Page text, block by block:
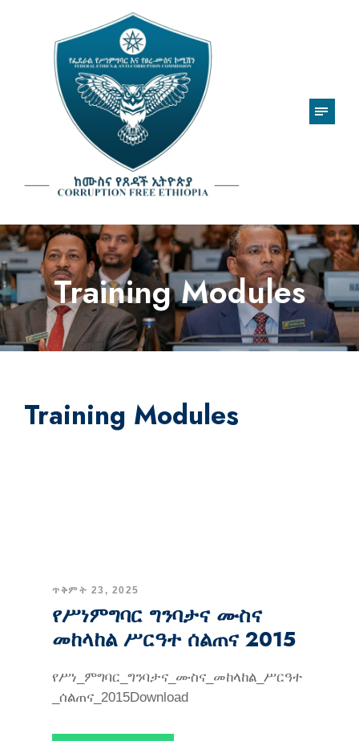
Training Modules
Training Modules
ጥቅምት 23, 2025
የሥነምግባር ግንባታና ሙስና
መከላከል ሥርዓተ ሰልጠና 2015
የሥነ_ምግባር_ግንባታና_ሙስና_መከላከል_ሥርዓተ
_ሰልጠና_2015Download